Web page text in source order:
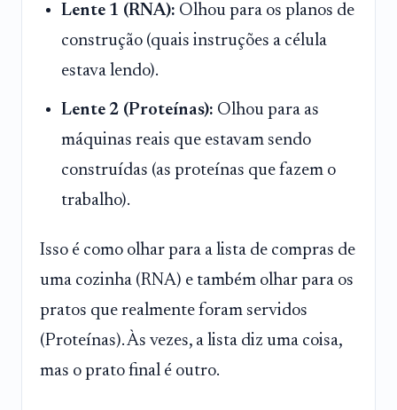
Lente 1 (RNA): Olhou para os planos de
construção (quais instruções a célula
estava lendo).
Lente 2 (Proteínas): Olhou para as
máquinas reais que estavam sendo
construídas (as proteínas que fazem o
trabalho).
Isso é como olhar para a lista de compras de
uma cozinha (RNA) e também olhar para os
pratos que realmente foram servidos
(Proteínas). Às vezes, a lista diz uma coisa,
mas o prato final é outro.